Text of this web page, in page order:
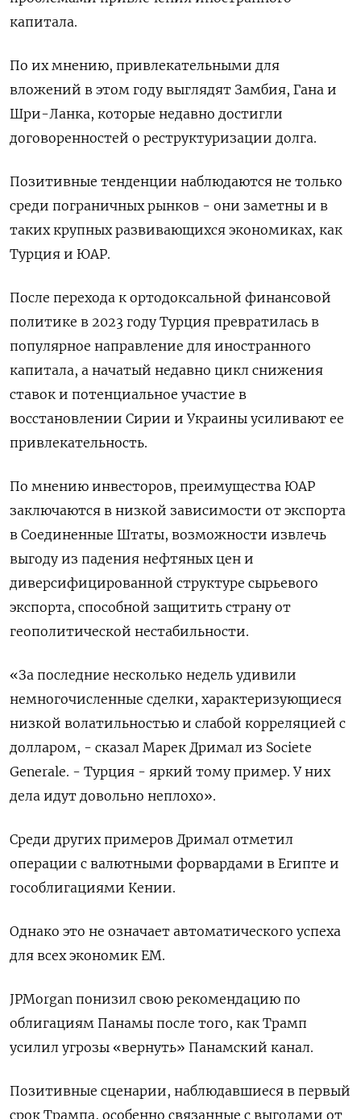
капитала.
По их мнению, привлекательными для
вложений в этом году выглядят Замбия, Гана и
Шри-Ланка, которые недавно достигли
договоренностей о реструктуризации долга.
Позитивные тенденции наблюдаются не только
среди пограничных рынков - они заметны и в
таких крупных развивающихся экономиках, как
Турция и ЮАР.
После перехода к ортодоксальной финансовой
политике в 2023 году Турция превратилась в
популярное направление для иностранного
капитала, а начатый недавно цикл снижения
ставок и потенциальное участие в
восстановлении Сирии и Украины усиливают ее
привлекательность.
По мнению инвесторов, преимущества ЮАР
заключаются в низкой зависимости от экспорта
в Соединенные Штаты, возможности извлечь
выгоду из падения нефтяных цен и
диверсифицированной структуре сырьевого
экспорта, способной защитить страну от
геополитической нестабильности.
«За последние несколько недель удивили
немногочисленные сделки, характеризующиеся
низкой волатильностью и слабой корреляцией с
долларом, - сказал Марек Дримал из Societe
Generale. - Турция - яркий тому пример. У них
дела идут довольно неплохо».
Среди других примеров Дримал отметил
операции с валютными форвардами в Египте и
гособлигациями Кении.
Однако это не означает автоматического успеха
для всех экономик ЕМ.
JPMorgan понизил свою рекомендацию по
облигациям Панамы после того, как Трамп
усилил угрозы «вернуть» Панамский канал.
Позитивные сценарии, наблюдавшиеся в первый
срок Трампа, особенно связанные с выгодами от